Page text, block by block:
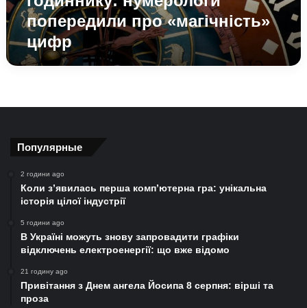
попередили про «магічність»
цифр
Популярные
2 години ago
Коли з’явилась перша комп’ютерна гра: унікальна
історія цілої індустрії
5 години ago
В Україні можуть знову запровадити графіки
відключень електроенергії: що вже відомо
21 годину ago
Привітання з Днем ангела Йосипа 8 серпня: вірші та
проза